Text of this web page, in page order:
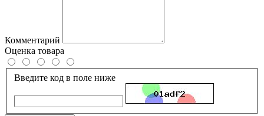
Комментарий
Оценка товара
Введите код в поле ниже